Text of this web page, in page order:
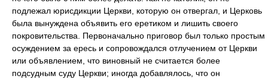
подлежал юрисдикции Церкви, которую он отвергал, и Церковь
была вынуждена объявить его еретиком и лишить своего
покровительства. Первоначально приговор был только простым
осуждением за ересь и сопровождался отлучением от Церкви
или объявлением, что виновный не считается более
подсудным суду Церкви; иногда добавлялось, что он